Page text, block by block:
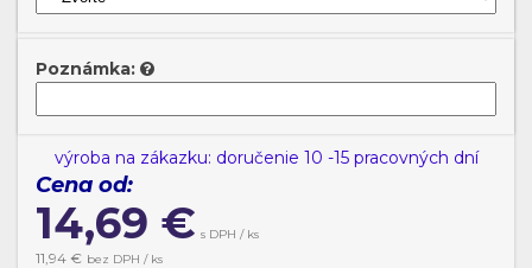
Poznámka:
výroba na zákazku: doručenie 10 -15 pracovných dní
Cena od:
14,69 € s DPH / ks
11,94 € bez DPH / ks